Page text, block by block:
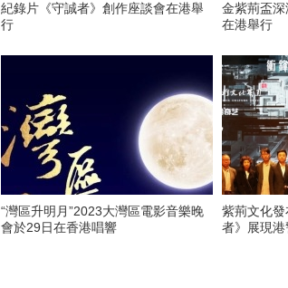
紀錄片《守誠者》創作座談會在港舉
行
金紫荊盃
在港舉行
“灣區升明月”2023大灣區電影音樂晚
會於29日在香港唱響
紫荊文化
者》展現